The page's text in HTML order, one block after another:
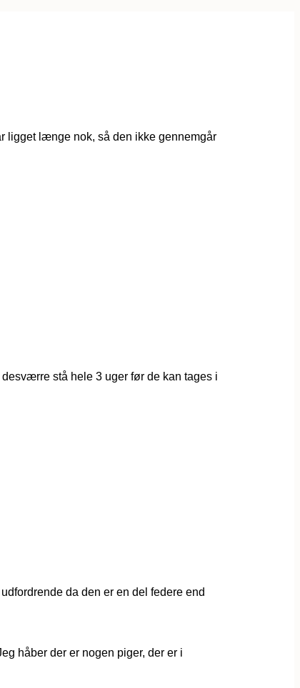
ligget længe nok, så den ikke gennemgår
stå hele 3 uger før de kan tages i
da den er en del federe end
håber der er nogen piger, der er i